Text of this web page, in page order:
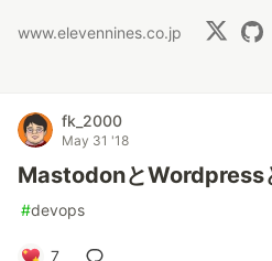
www.elevennines.co.jp
fk_2000
May 31 '18
MastodonとWordpress
#devops
7